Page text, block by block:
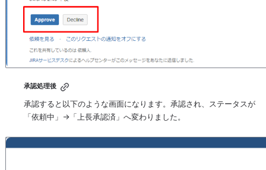
承認処理後
承認すると以下のような画面になります。承認され、ステータスが
「依頼中」→「上長承認済」へ変わりました。